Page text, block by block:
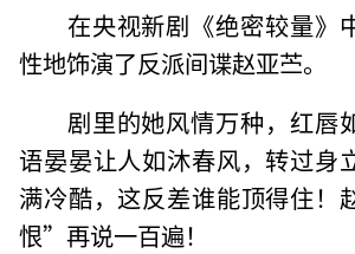
在央视新剧《绝密较量》
性地饰演了反派间谍赵亚苎。
剧里的她风情万种，红唇
语晏晏让人如沐春风，转过身
满冷酷，这反差谁能顶得住
恨”再说一百遍！